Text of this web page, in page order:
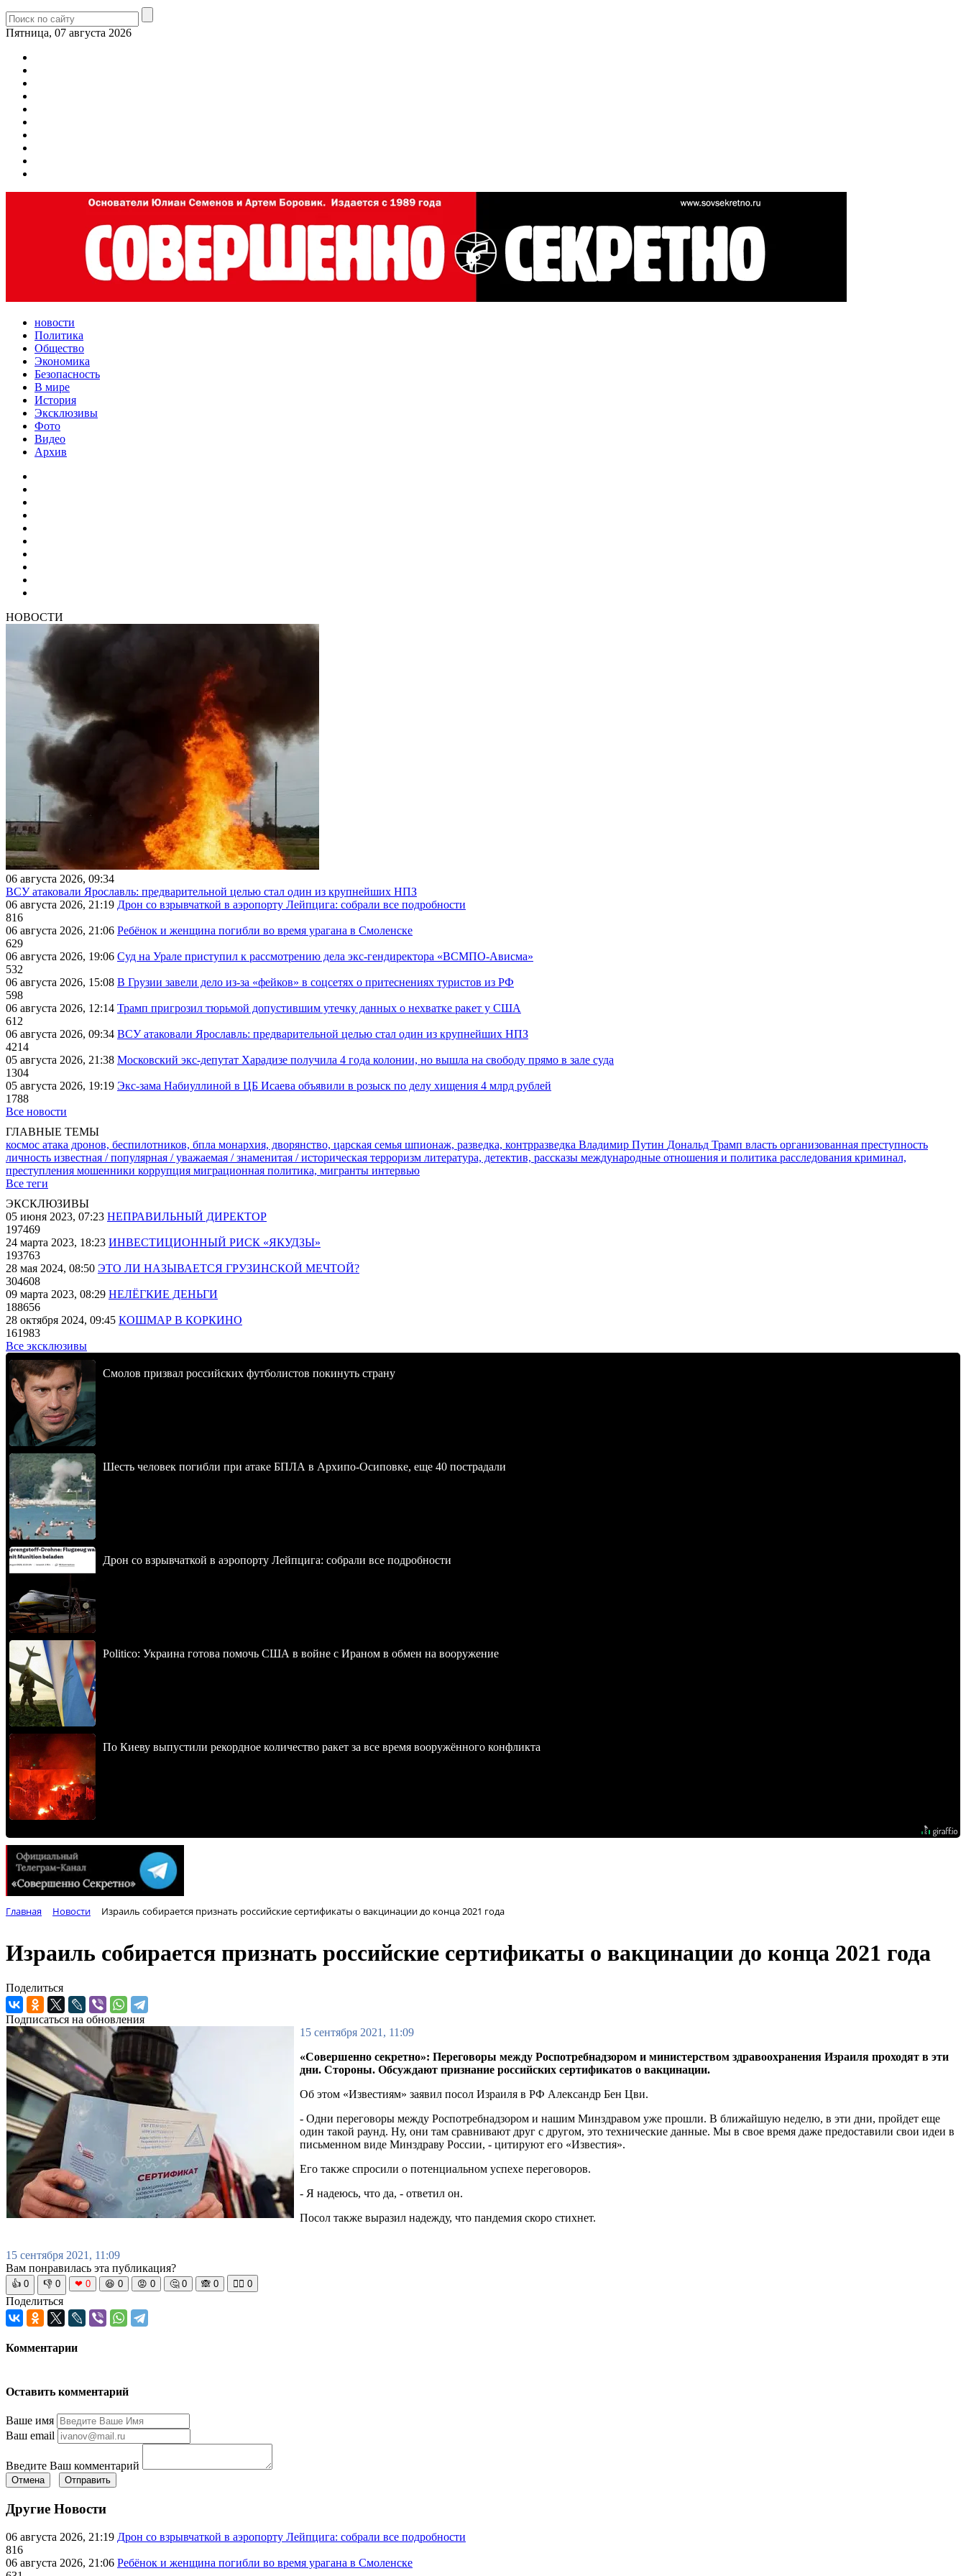
Пятница, 07 августа 2026
новости
Политика
Общество
Экономика
Безопасность
В мире
История
Эксклюзивы
Фото
Видео
Архив
НОВОСТИ
06 августа 2026, 09:34
ВСУ атаковали Ярославль: предварительной целью стал один из крупнейших НПЗ
06 августа 2026, 21:19 Дрон со взрывчаткой в аэропорту Лейпцига: собрали все подробности
816
06 августа 2026, 21:06 Ребёнок и женщина погибли во время урагана в Смоленске
629
06 августа 2026, 19:06 Суд на Урале приступил к рассмотрению дела экс-гендиректора «ВСМПО-Ависма»
532
06 августа 2026, 15:08 В Грузии завели дело из-за «фейков» в соцсетях о притеснениях туристов из РФ
598
06 августа 2026, 12:14 Трамп пригрозил тюрьмой допустившим утечку данных о нехватке ракет у США
612
06 августа 2026, 09:34 ВСУ атаковали Ярославль: предварительной целью стал один из крупнейших НПЗ
4214
05 августа 2026, 21:38 Московский экс-депутат Харадизе получила 4 года колонии, но вышла на свободу прямо в зале суда
1304
05 августа 2026, 19:19 Экс-зама Набиуллиной в ЦБ Исаева объявили в розыск по делу хищения 4 млрд рублей
1788
Все новости
ГЛАВНЫЕ ТЕМЫ
космос атака дронов, беспилотников, бпла монархия, дворянство, царская семья шпионаж, разведка, контрразведка Владимир Путин Дональд Трамп власть организованная преступность
личность известная / популярная / уважаемая / знаменитая / историческая терроризм литература, детектив, рассказы международные отношения и политика расследования криминал,
преступления мошенники коррупция миграционная политика, мигранты интервью
Все теги
ЭКСКЛЮЗИВЫ
05 июня 2023, 07:23 НЕПРАВИЛЬНЫЙ ДИРЕКТОР
197469
24 марта 2023, 18:23 ИНВЕСТИЦИОННЫЙ РИСК «ЯКУДЗЫ»
193763
28 мая 2024, 08:50 ЭТО ЛИ НАЗЫВАЕТСЯ ГРУЗИНСКОЙ МЕЧТОЙ?
304608
09 марта 2023, 08:29 НЕЛЁГКИЕ ДЕНЬГИ
188656
28 октября 2024, 09:45 КОШМАР В КОРКИНО
161983
Все эксклюзивы
Смолов призвал российских футболистов покинуть страну
Шесть человек погибли при атаке БПЛА в Архипо-Осиповке, еще 40 пострадали
Дрон со взрывчаткой в аэропорту Лейпцига: собрали все подробности
Politico: Украина готова помочь США в войне с Ираном в обмен на вооружение
По Киеву выпустили рекордное количество ракет за все время вооружённого конфликта
Главная Новости Израиль собирается признать российские сертификаты о вакцинации до конца 2021 года
Израиль собирается признать российские сертификаты о вакцинации до конца 2021 года
Поделиться
Подписаться на обновления
15 сентября 2021, 11:09
«Совершенно секретно»: Переговоры между Роспотребнадзором и министерством здравоохранения Израиля проходят в эти
дни. Стороны. Обсуждают признание российских сертификатов о вакцинации.
Об этом «Известиям» заявил посол Израиля в РФ Александр Бен Цви.
- Одни переговоры между Роспотребнадзором и нашим Минздравом уже прошли. В ближайшую неделю, в эти дни, пройдет еще
один такой раунд. Ну, они там сравнивают друг с другом, это технические данные. Мы в свое время даже предоставили свои идеи в
письменном виде Минздраву России, - цитируют его «Известия».
Его также спросили о потенциальном успехе переговоров.
- Я надеюсь, что да, - ответил он.
Посол также выразил надежду, что пандемия скоро стихнет.
15 сентября 2021, 11:09
Вам понравилась эта публикация?
👍 0 👎 0 ❤ 0 😆 0 😡 0 🤔 0 🙈 0 🧘‍♀️ 0
Поделиться
Комментарии
Оставить комментарий
Ваше имя
Ваш email
Введите Ваш комментарий
Отмена Отправить
Другие Новости
06 августа 2026, 21:19 Дрон со взрывчаткой в аэропорту Лейпцига: собрали все подробности
816
06 августа 2026, 21:06 Ребёнок и женщина погибли во время урагана в Смоленске